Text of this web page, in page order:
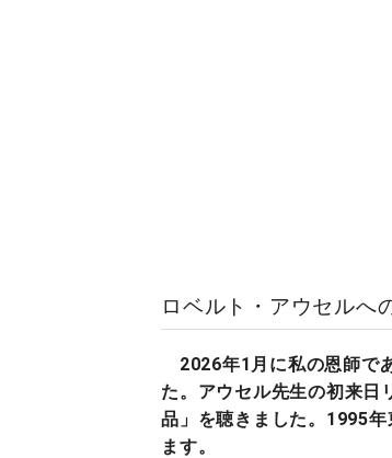
ロベルト・アウセルへ
2026年1月に私の恩師で
た。アウセル先生の初来日
品」を聴きました。1995
ます。